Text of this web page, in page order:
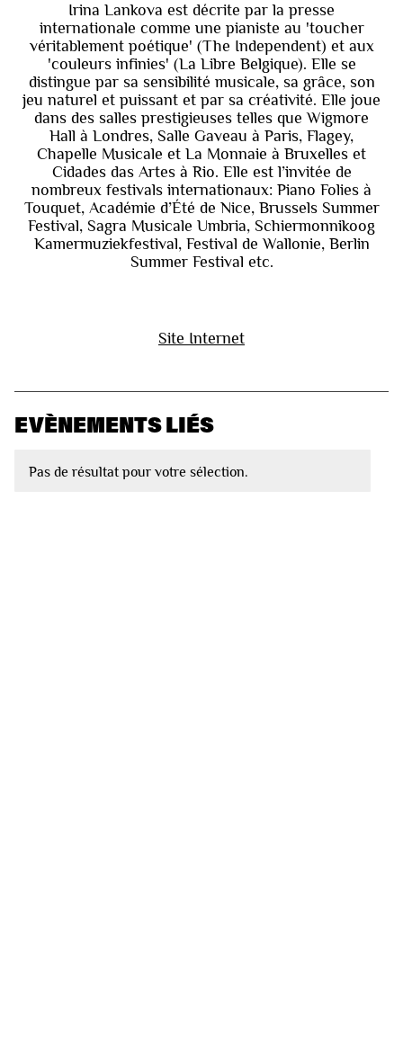
Irina Lankova est décrite par la presse
internationale comme une pianiste au 'toucher
véritablement poétique' (The Independent) et aux
'couleurs infinies' (La Libre Belgique). Elle se
distingue par sa sensibilité musicale, sa grâce, son
jeu naturel et puissant et par sa créativité. Elle joue
dans des salles prestigieuses telles que Wigmore
Hall à Londres, Salle Gaveau à Paris, Flagey,
Chapelle Musicale et La Monnaie à Bruxelles et
Cidades das Artes à Rio. Elle est l’invitée de
nombreux festivals internationaux: Piano Folies à
Touquet, Académie d’Été de Nice, Brussels Summer
Festival, Sagra Musicale Umbria, Schiermonnikoog
Kamermuziekfestival, Festival de Wallonie, Berlin
Summer Festival etc.
Site Internet
EVÈNEMENTS LIÉS
Pas de résultat pour votre sélection.